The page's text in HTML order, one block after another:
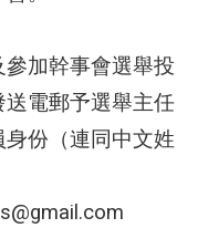
加幹事會選舉投
電郵予選舉主任
份（連同中文姓